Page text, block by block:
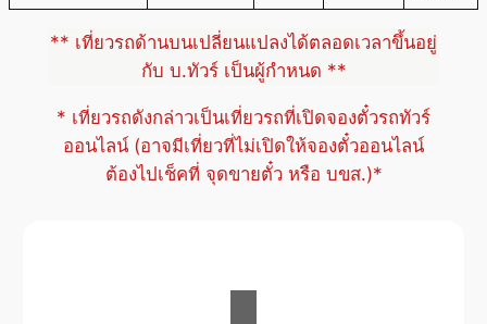
** เที่ยวรถด้านบนเปลี่ยนแปลงได้ตลอดเวลาขึ้นอยู่
กับ บ.ทัวร์ เป็นผู้กำหนด **
* เที่ยวรถดังกล่าวเป็นเที่ยวรถที่เปิดจองตั๋วรถทัวร์
ออนไลน์ (อาจมีเที่ยวที่ไม่เปิดให้จองตั๋วออนไลน์
ต้องไปเช็คที่ จุดขายตั๋ว หรือ บขส.)*